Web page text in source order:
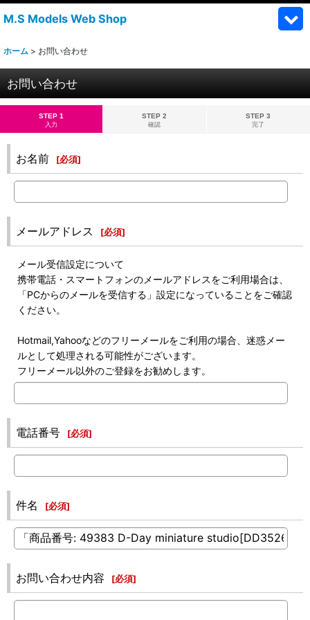
M.S Models Web Shop
ホーム > お問い合わせ
お問い合わせ
STEP 1
入力
STEP 2
確認
STEP 3
完了
お名前 [必須]
メールアドレス [必須]
メール受信設定について
携帯電話・スマートフォンのメールアドレスをご利用場合は、
「PCからのメールを受信する」設定になっていることをご確認
ください。
Hotmail,Yahooなどのフリーメールをご利用の場合、迷惑メー
ルとして処理される可能性がございます。
フリーメール以外のご登録をお勧めします。
電話番号 [必須]
件名 [必須]
お問い合わせ内容 [必須]